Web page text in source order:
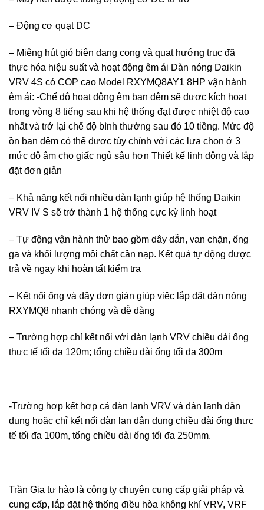
– Động cơ quạt DC
– Miệng hút gió biên dạng cong và quạt hướng trục đã
thực hóa hiệu suất và hoạt động êm ái Dàn nóng Daikin
VRV 4S có COP cao Model RXYMQ8AY1 8HP vận hành
êm ái: -Chế độ hoạt động êm ban đêm sẽ được kích hoạt
trong vòng 8 tiếng sau khi hệ thống đạt được nhiệt độ cao
nhất và trở lại chế độ bình thường sau đó 10 tiềng. Mức độ
ồn ban đêm có thể được tùy chỉnh với các lựa chọn ở 3
mức độ âm cho giấc ngủ sâu hơn Thiết kế linh động và lắp
đặt đơn giản
– Khả năng kết nối nhiều dàn lạnh giúp hệ thống Daikin
VRV IV S sẽ trở thành 1 hệ thống cực kỳ linh hoạt
– Tự động vận hành thử bao gồm dây dẫn, van chặn, ống
ga và khối lượng môi chất cần nạp. Kết quả tự động được
trả về ngay khi hoàn tất kiểm tra
– Kết nối ống và dây đơn giản giúp việc lắp đặt dàn nóng
RXYMQ8 nhanh chóng và dễ dàng
– Trường hợp chỉ kết nối với dàn lạnh VRV chiều dài ống
thực tế tối đa 120m; tổng chiều dài ống tối đa 300m
-Trường hợp kết hợp cả dàn lạnh VRV và dàn lạnh dân
dụng hoặc chỉ kết nối dàn lạn dân dụng chiều dài ống thực
tế tối đa 100m, tổng chiều dài ống tối đa 250mm.
Trần Gia tự hào là công ty chuyên cung cấp giải pháp và
cung cấp, lắp đặt hệ thống điều hòa không khí VRV, VRF